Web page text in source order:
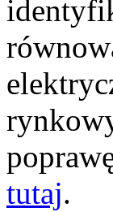
tutaj.